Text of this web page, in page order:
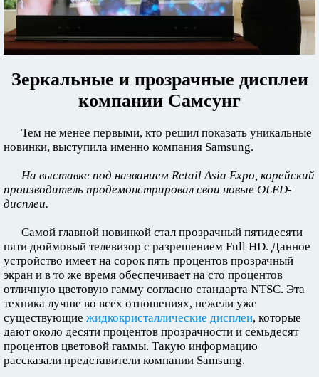
Зеркальные и прозрачные дисплеи
компании Самсунг
Тем не менее первыми, кто решил показать уникальные
новинки, выступила именно компания Samsung.
На выставке под названием Retail Asia Expo, корейский
производитель продемонстрировал свои новые OLED-
дисплеи.
Самой главной новинкой стал прозрачный пятидесяти
пяти дюймовый телевизор с разрешением Full HD. Данное
устройство имеет на сорок пять процентов прозрачный
экран и в то же время обеспечивает на сто процентов
отличную цветовую гамму согласно стандарта NTSC. Эта
техника лучше во всех отношениях, нежели уже
существующие жидкокристаллические дисплеи, которые
дают около десяти процентов прозрачности и семьдесят
процентов цветовой гаммы. Такую информацию
рассказали представители компании Samsung.